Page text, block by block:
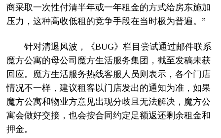
商采取一次性付清半年或一年租金的方式给房东施加
压力，这种高收低租的竞争手段在当时极为普遍。”
针对清退风波，《BUG》栏目尝试通过邮件联系
魔方公寓的母公司魔方生活服务集团，截至发稿未获
回应。魔方生活服务热线客服人员则表示，各个门店
情况不一样，建议租客以门店发出的通知为准，如果
魔方公寓和物业方意见出现分歧且无法解决，魔方公
寓会做好交接，也会按合同约定足额返还剩余租金和
押金。